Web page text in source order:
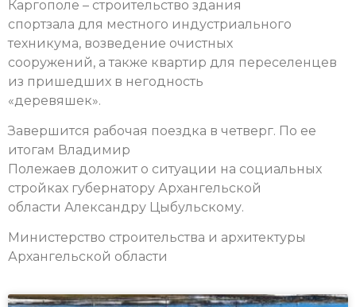
Каргополе – строительство здания
спортзала для местного индустриального
техникума, возведение очистных
сооружений, а также квартир для переселенцев
из пришедших в негодность
«деревяшек».
Завершится рабочая поездка в четверг. По ее
итогам Владимир
Полежаев доложит о ситуации на социальных
стройках губернатору Архангельской
области Александру Цыбульскому.
Министерство строительства и архитектуры
Архангельской области